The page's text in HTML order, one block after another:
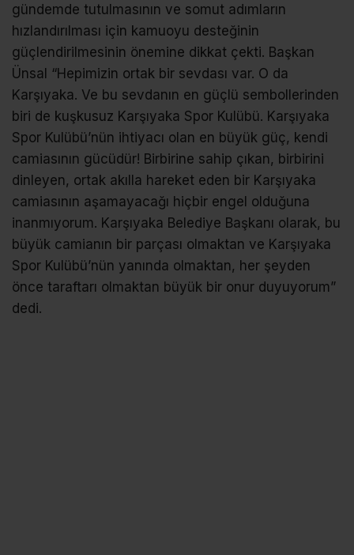
gündemde tutulmasının ve somut adımların
hızlandırılması için kamuoyu desteğinin
güçlendirilmesinin önemine dikkat çekti. Başkan
Ünsal “Hepimizin ortak bir sevdası var. O da
Karşıyaka. Ve bu sevdanın en güçlü sembollerinden
biri de kuşkusuz Karşıyaka Spor Kulübü. Karşıyaka
Spor Kulübü’nün ihtiyacı olan en büyük güç, kendi
camiasının gücüdür! Birbirine sahip çıkan, birbirini
dinleyen, ortak akılla hareket eden bir Karşıyaka
camiasının aşamayacağı hiçbir engel olduğuna
inanmıyorum. Karşıyaka Belediye Başkanı olarak, bu
büyük camianın bir parçası olmaktan ve Karşıyaka
Spor Kulübü’nün yanında olmaktan, her şeyden
önce taraftarı olmaktan büyük bir onur duyuyorum”
dedi.